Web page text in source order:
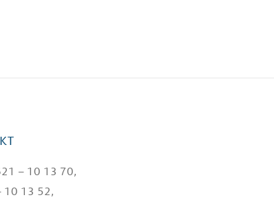
– 10 13 70,
10 13 52,